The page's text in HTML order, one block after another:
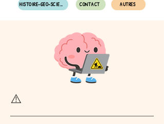
HISTOIRE-GEO-SCIENCES CONTACT AUTRES
⚠️